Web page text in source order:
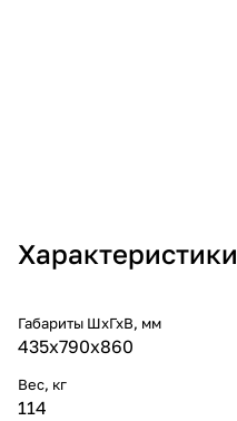
Характеристики
Габариты ШхГхВ, мм
435х790х860
Вес, кг
114